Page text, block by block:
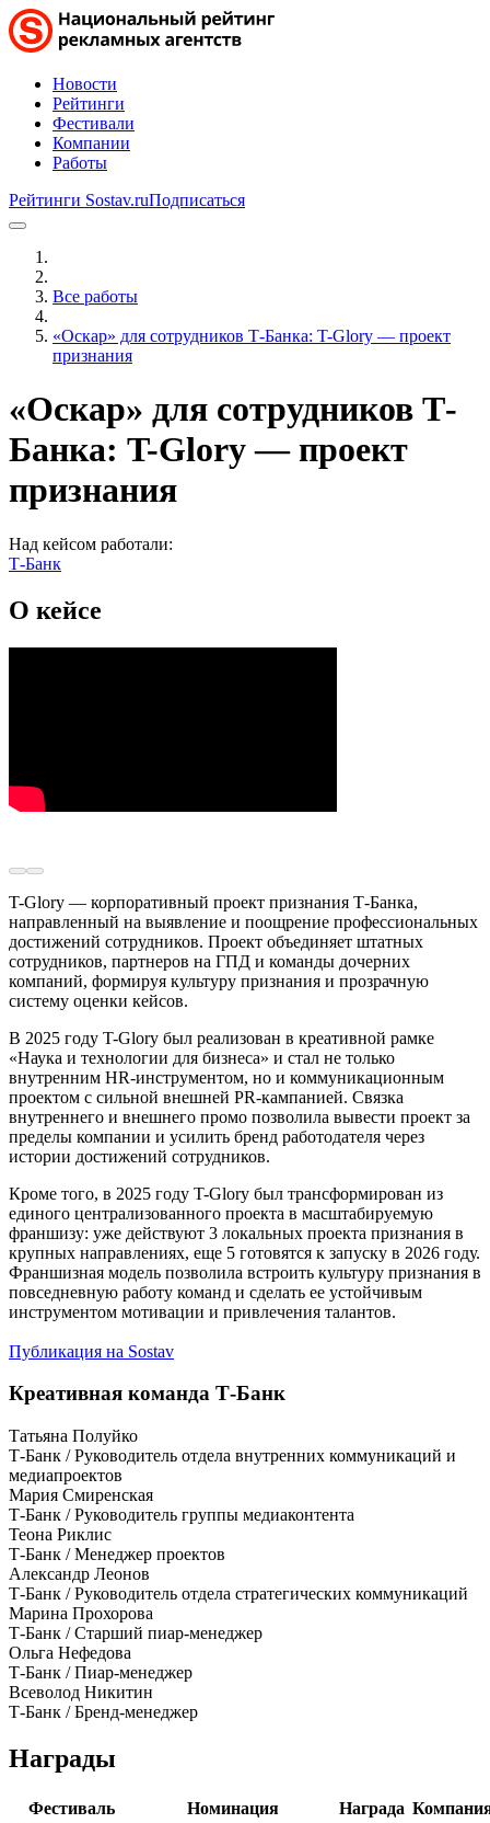
Новости
Рейтинги
Фестивали
Компании
Работы
Рейтинги Sostav.ruПодписаться
Все работы
«Оскар» для сотрудников Т-Банка: T-Glory — проект
признания
«Оскар» для сотрудников Т-
Банка: T-Glory — проект
признания
Над кейсом работали:
Т-Банк
О кейсе
T-Glory — корпоративный проект признания Т-Банка,
направленный на выявление и поощрение профессиональных
достижений сотрудников. Проект объединяет штатных
сотрудников, партнеров на ГПД и команды дочерних
компаний, формируя культуру признания и прозрачную
систему оценки кейсов.
В 2025 году T-Glory был реализован в креативной рамке
«Наука и технологии для бизнеса» и стал не только
внутренним HR-инструментом, но и коммуникационным
проектом с сильной внешней PR-кампанией. Связка
внутреннего и внешнего промо позволила вывести проект за
пределы компании и усилить бренд работодателя через
истории достижений сотрудников.
Кроме того, в 2025 году T-Glory был трансформирован из
единого централизованного проекта в масштабируемую
франшизу: уже действуют 3 локальных проекта признания в
крупных направлениях, еще 5 готовятся к запуску в 2026 году.
Франшизная модель позволила встроить культуру признания в
повседневную работу команд и сделать ее устойчивым
инструментом мотивации и привлечения талантов.
Публикация на Sostav
Креативная команда Т-Банк
Татьяна Полуйко
Т-Банк / Руководитель отдела внутренних коммуникаций и
медиапроектов
Мария Смиренская
Т-Банк / Руководитель группы медиаконтента
Теона Риклис
Т-Банк / Менеджер проектов
Александр Леонов
Т-Банк / Руководитель отдела стратегических коммуникаций
Марина Прохорова
Т-Банк / Старший пиар-менеджер
Ольга Нефедова
Т-Банк / Пиар-менеджер
Всеволод Никитин
Т-Банк / Бренд-менеджер
Награды
Фестиваль Номинация Награда